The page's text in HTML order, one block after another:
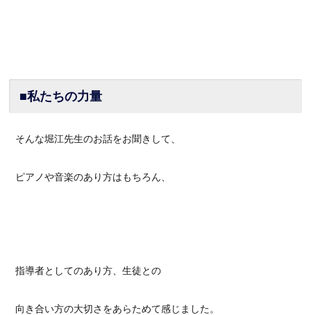
■私たちの力量
そんな堀江先生のお話をお聞きして、
ピアノや音楽のあり方はもちろん、
指導者としてのあり方、生徒との
向き合い方の大切さをあらためて感じました。